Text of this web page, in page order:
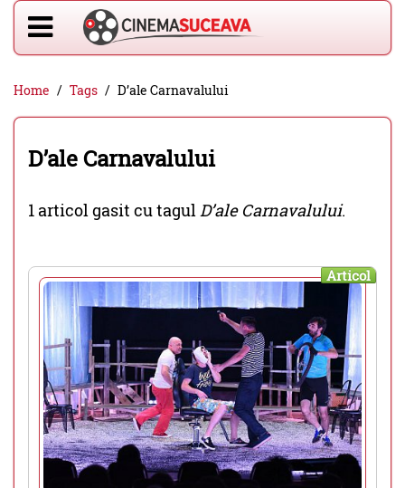
Home Tags D’ale Carnavalului
D’ale Carnavalului
1 articol gasit cu tagulD’ale Carnavalului.
Articol